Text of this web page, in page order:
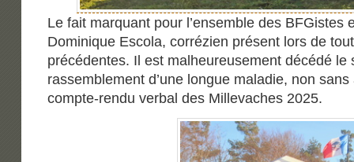
Le fait marquant pour l’ensemble des BFGistes
Dominique Escola, corrézien présent lors de
précédentes. Il est malheureusement décédé le
rassemblement d’une longue maladie, non
compte-rendu verbal des Millevaches 2025.